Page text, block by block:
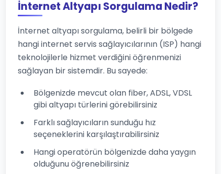
İnternet Altyapı Sorgulama Nedir?
İnternet altyapı sorgulama, belirli bir bölgede
hangi internet servis sağlayıcılarının (ISP) hangi
teknolojilerle hizmet verdiğini öğrenmenizi
sağlayan bir sistemdir. Bu sayede:
Bölgenizde mevcut olan fiber, ADSL, VDSL
gibi altyapı türlerini görebilirsiniz
Farklı sağlayıcıların sunduğu hız
seçeneklerini karşılaştırabilirsiniz
Hangi operatörün bölgenizde daha yaygın
olduğunu öğrenebilirsiniz